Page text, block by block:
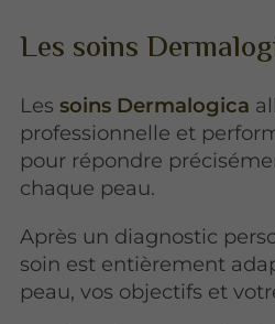
Les soins
Lessoins Dermalogica
professionnelle et
pour répondre
chaque peau.
Après un diagnostic
soin est entièrement
peau, vos objectifs et